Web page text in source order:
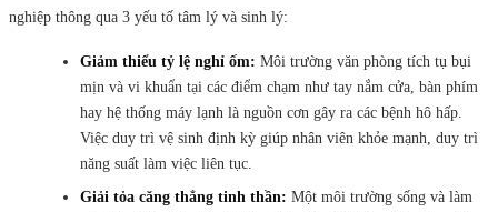
nghiệp thông qua 3 yếu tố tâm lý và sinh lý:
Giảm thiểu tỷ lệ nghỉ ốm: Môi trường văn phòng tích tụ bụi
mịn và vi khuẩn tại các điểm chạm như tay nắm cửa, bàn phím
hay hệ thống máy lạnh là nguồn cơn gây ra các bệnh hô hấp.
Việc duy trì vệ sinh định kỳ giúp nhân viên khỏe mạnh, duy trì
năng suất làm việc liên tục.
Giải tỏa căng thẳng tinh thần: Một môi trường sống và làm